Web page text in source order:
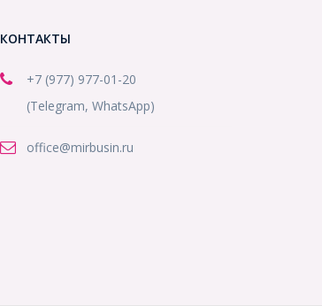
КОНТАКТЫ
+7 (977) 977-01-20
(Telegram, WhatsApp)
office@mirbusin.ru